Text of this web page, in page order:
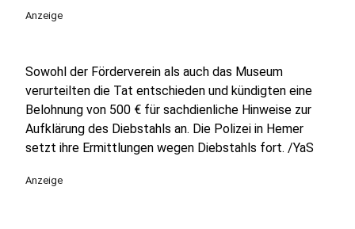
Anzeige
Sowohl der Förderverein als auch das Museum
verurteilten die Tat entschieden und kündigten eine
Belohnung von 500 € für sachdienliche Hinweise zur
Aufklärung des Diebstahls an. Die Polizei in Hemer
setzt ihre Ermittlungen wegen Diebstahls fort. /YaS
Anzeige